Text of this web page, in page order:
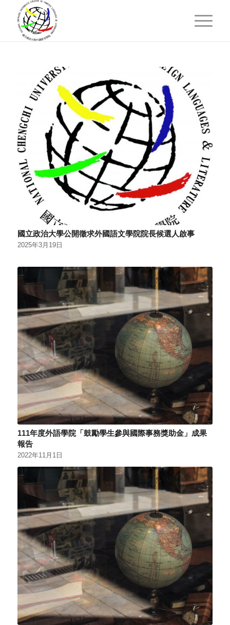
國立政治大學公開徵求外國語文學院院長候選人啟事
2025年3月19日
111年度外語學院「鼓勵學生參與國際事務獎助金」成果
報告
2022年11月1日